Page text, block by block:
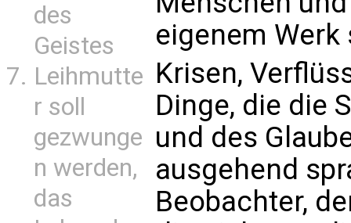
des
Geistes
Leihmutte
r soll
gezwunge
n werden,
das
eigenem Werk
Krisen,
Dinge, die die
und des
ausgehend
Beobachter,